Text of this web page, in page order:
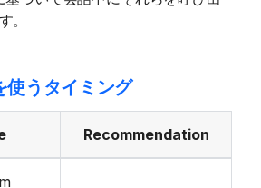
。
うタイミング
Recommendation